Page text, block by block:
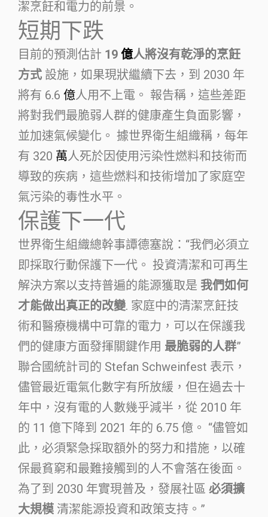
潔烹飪和電力的前景。
短期下跌
目前的預測估計 19 億人將沒有乾淨的烹飪
方式 設施，如果現狀繼續下去，到 2030 年
將有 6.6 億人用不上電。 報告稱，這些差距
將對我們最脆弱人群的健康產生負面影響，
並加速氣候變化。 據世界衛生組織稱，每年
有 320 萬人死於因使用污染性燃料和技術而
導致的疾病，這些燃料和技術增加了家庭空
氣污染的毒性水平。
保護下一代
世界衛生組織總幹事譚德塞說：“我們必須立
即採取行動保護下一代。 投資清潔和可再生
解決方案以支持普遍的能源獲取是 我們如何
才能做出真正的改變. 家庭中的清潔烹飪技
術和醫療機構中可靠的電力，可以在保護我
們的健康方面發揮關鍵作用 最脆弱的人群”
聯合國統計司的 Stefan Schweinfest 表示，
儘管最近電氣化數字有所放緩，但在過去十
年中，沒有電的人數幾乎減半，從 2010 年
的 11 億下降到 2021 年的 6.75 億。 “儘管如
此，必須緊急採取額外的努力和措施，以確
保最貧窮和最難接觸到的人不會落在後面。
為了到 2030 年實現普及，發展社區 必須擴
大規模 清潔能源投資和政策支持。”